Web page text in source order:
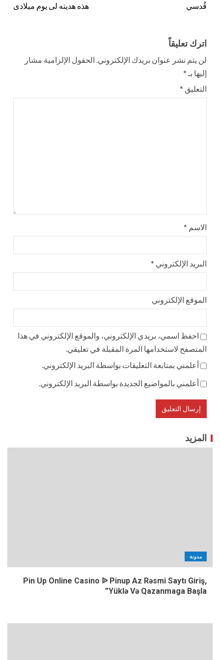
قُدسي هذه هديته لى يوم ميلادى
اترك تعليقاً
لن يتم نشر عنوان بريدك الإلكتروني. الحقول الإلزامية مشار
إليها بـ *
التعليق *
الاسم *
البريد الإلكتروني *
الموقع الإلكتروني
احفظ اسمي، بريدي الإلكتروني، والموقع الإلكتروني في هذا
المتصفح لاستخدامها المرة المقبلة في تعليقي.
أعلمني بمتابعة التعليقات بواسطة البريد الإلكتروني.
أعلمني بالمواضيع الجديدة بواسطة البريد الإلكتروني.
المزيد
مدونة
Pin Up Online Casino ᐉ Pinup Az Rəsmi Saytı Giriş,
Yüklə Və Qazanmaga Başla”